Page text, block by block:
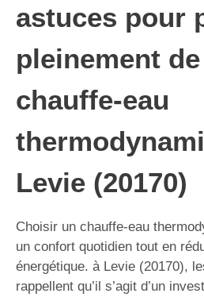
astuces pour
pleinement
chauffe-eau
Levie (20170)
Choisir un chauffe-eau
un confort quotidien tout en
énergétique. à Levie (20170),
rappellent qu’il s’agit d’un